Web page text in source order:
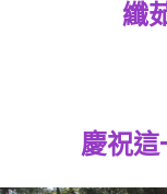
纖
慶祝這